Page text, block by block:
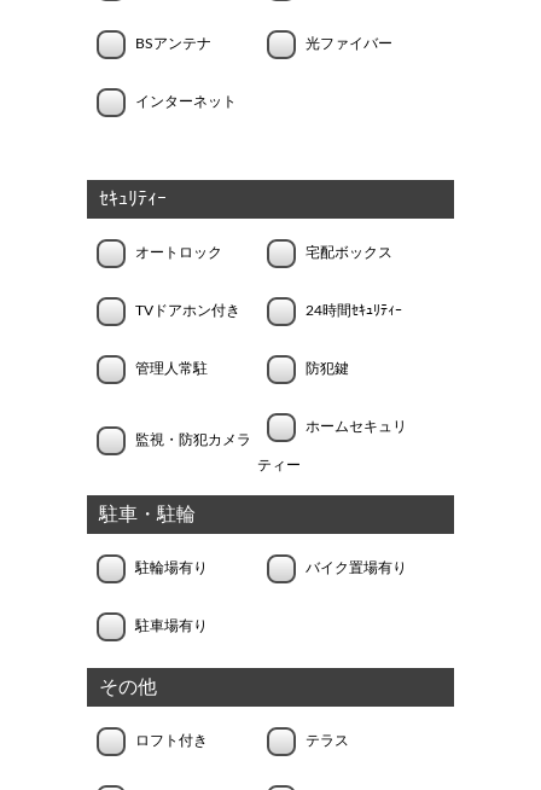
BSアンテナ 光ファイバー
インターネット
ｾｷｭﾘﾃｨｰ
オートロック 宅配ボックス
TVドアホン付き 24時間ｾｷｭﾘﾃｨｰ
管理人常駐 防犯鍵
監視・防犯カメラ
ホームセキュリ
ティー
駐車・駐輪
駐輪場有り バイク置場有り
駐車場有り
その他
ロフト付き テラス